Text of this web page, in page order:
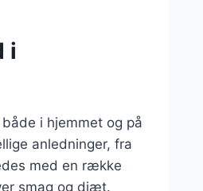
i
i hjemmet og på
anledninger, fra
med en række
smag og diæt.